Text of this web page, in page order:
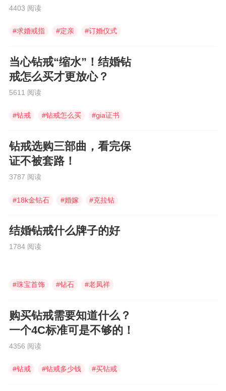
4403 阅读
#求婚戒指 #定亲 #订婚仪式
当心钻戒“缩水”！结婚钻
戒怎么买才更放心？
5611 阅读
#钻戒 #钻戒怎么买 #gia证书
钻戒选购三部曲，看完保
证不被套路！
3787 阅读
#18k金钻石 #婚嫁 #克拉钻
结婚钻戒什么牌子的好
1784 阅读
#珠宝首饰 #钻石 #老凤祥
购买钻戒需要知道什么？
一个4C标准可是不够的！
4356 阅读
#钻戒 #钻戒多少钱 #买钻戒